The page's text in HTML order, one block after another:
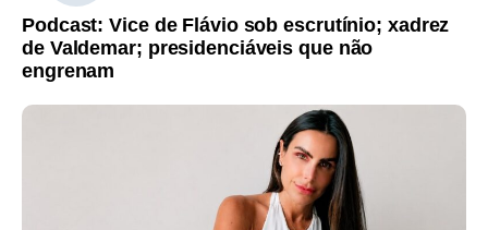
Podcast: Vice de Flávio sob escrutínio; xadrez
de Valdemar; presidenciáveis que não
engrenam